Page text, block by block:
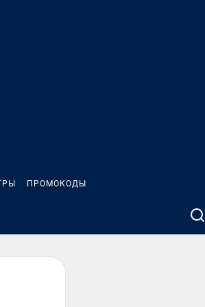
ПРОМОКОДЫ